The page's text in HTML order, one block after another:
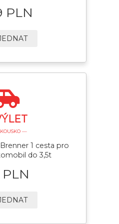
PLN
—
1 cesta pro
do 3,5t